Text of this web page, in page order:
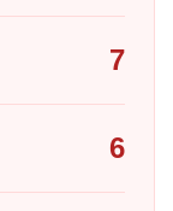
722
689